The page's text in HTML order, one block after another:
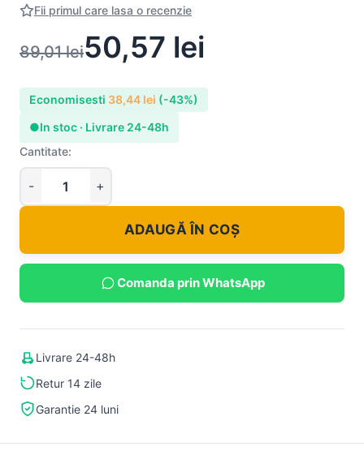
Fii primul care lasa o recenzie
89,01lei50,57 lei
Economisesti 38,44 lei (-43%)
●In stoc · Livrare 24-48h
Cantitate:
ADAUGĂ ÎN COȘ
Comanda prin WhatsApp
Livrare 24-48h
Retur 14 zile
Garantie 24 luni